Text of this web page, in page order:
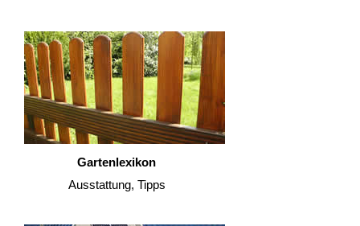
Gartenlexikon
Ausstattung, Tipps